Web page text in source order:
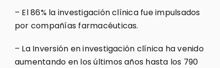
– El 86% la investigación clínica fue impulsados
por compañías farmacéuticas.
– La Inversión en investigación clínica ha venido
aumentando en los últimos años hasta los 790